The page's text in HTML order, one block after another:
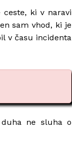
ki v naravi
sam vhod, ki je
v času incidenta
ne sluha o